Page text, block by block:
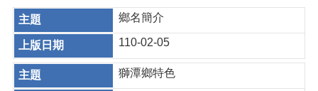
鄉名簡介
110-02-05
獅潭鄉特色